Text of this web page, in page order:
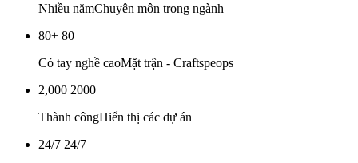
Nhiều nămChuyên môn trong ngành
80+ 80
Có tay nghề caoMặt trận - Craftspeops
2,000 2000
Thành côngHiển thị các dự án
24/7 24/7